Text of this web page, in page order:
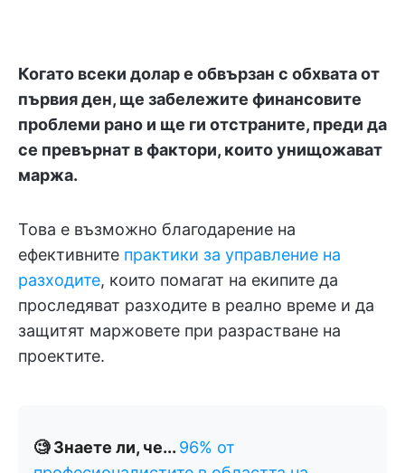
Когато всеки долар е обвързан с обхвата от
първия ден, ще забележите финансовите
проблеми рано и ще ги отстраните, преди да
се превърнат в фактори, които унищожават
маржа.
Това е възможно благодарение на
ефективните практики за управление на
разходите, които помагат на екипите да
проследяват разходите в реално време и да
защитят маржовете при разрастване на
проектите.
🧐 Знаете ли, че... 96% от